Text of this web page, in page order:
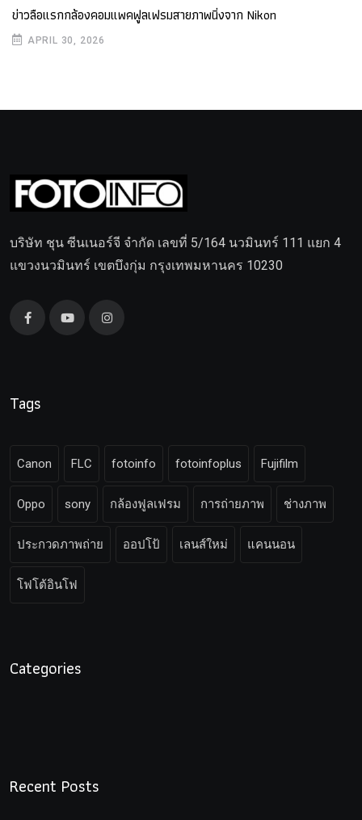
ข่าวลือแรกกล้องคอมแพคฟูลเฟรมสายภาพนิ่งจาก Nikon
APRIL 30, 2026
บริษัท ชุน ซีนเนอร์จี จำกัด เลขที่ 5/164 นวมินทร์ 111 แยก 4
แขวงนวมินทร์ เขตบึงกุ่ม กรุงเทพมหานคร 10230
Tags
Canon FLC fotoinfo fotoinfoplus Fujifilm
Oppo sony กล้องฟูลเฟรม การถ่ายภาพ ช่างภาพ
ประกวดภาพถ่าย ออปโป้ เลนส์ใหม่ แคนนอน
โฟโต้อินโฟ
Categories
Recent Posts